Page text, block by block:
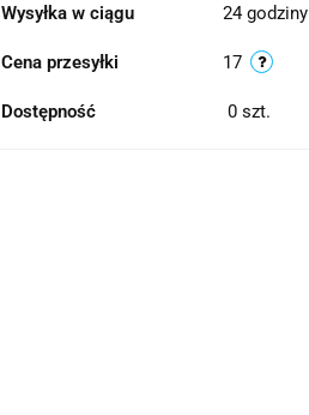
Wysyłka w ciągu 24 godziny
Cena przesyłki 17
Dostępność 0 szt.